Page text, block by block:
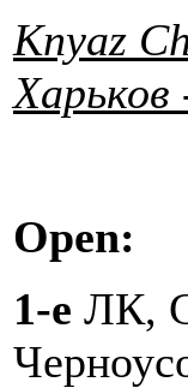
Knyaz
Харьков
Open:
1-е ЛК,